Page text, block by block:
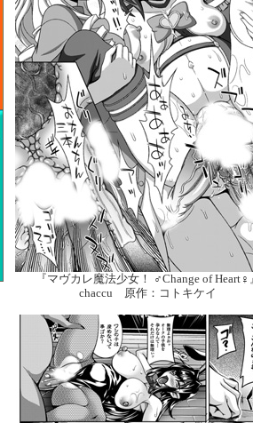
『マヴカレ魔法少女！ ♂Change of Heart♀
chaccu 原作：コトキケイ